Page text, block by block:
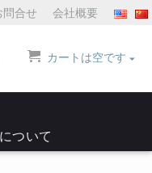
問合せ 会社概要
カートは空です
ついて